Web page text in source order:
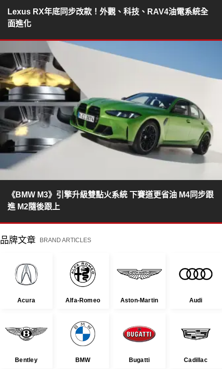
Lexus RX年底同步改款！外觀、科技、RAV4油電系統全
面進化
《BMW M3》引擎升級雙點火系統 下賽道更省油 M4同步跟
進 M2隨後跟上
品牌文章 BRAND ARTICLES
Acura Alfa-Romeo Aston-Martin Audi
Bentley BMW Bugatti Cadillac